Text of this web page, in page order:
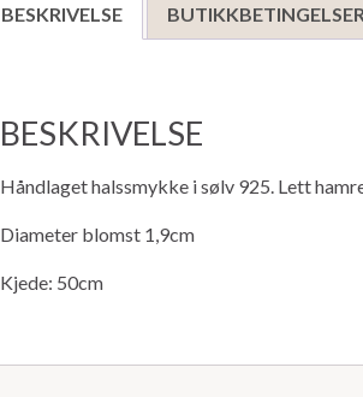
BESKRIVELSE BUTIKKBETINGELSER
BESKRIVELSE
Håndlaget halssmykke i sølv 925. Lett
Diameter blomst 1,9cm
Kjede: 50cm